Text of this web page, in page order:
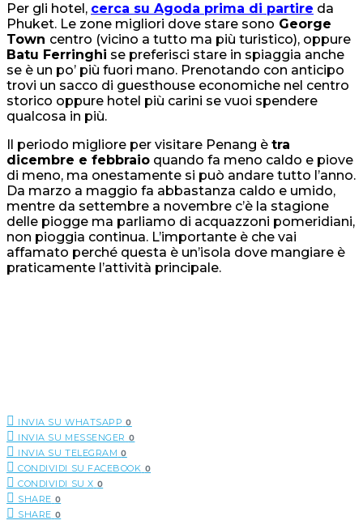
Per gli hotel, cerca su Agoda prima di partire da
Phuket. Le zone migliori dove stare sono George
Town centro (vicino a tutto ma più turistico), oppure
Batu Ferringhi se preferisci stare in spiaggia anche
se è un po’ più fuori mano. Prenotando con anticipo
trovi un sacco di guesthouse economiche nel centro
storico oppure hotel più carini se vuoi spendere
qualcosa in più.
Il periodo migliore per visitare Penang è tra
dicembre e febbraio quando fa meno caldo e piove
di meno, ma onestamente si può andare tutto l’anno.
Da marzo a maggio fa abbastanza caldo e umido,
mentre da settembre a novembre c’è la stagione
delle piogge ma parliamo di acquazzoni pomeridiani,
non pioggia continua. L’importante è che vai
affamato perché questa è un’isola dove mangiare è
praticamente l’attività principale.
INVIA SU WHATSAPP 0
INVIA SU MESSENGER 0
INVIA SU TELEGRAM 0
CONDIVIDI SU FACEBOOK 0
CONDIVIDI SU X 0
SHARE 0
SHARE 0